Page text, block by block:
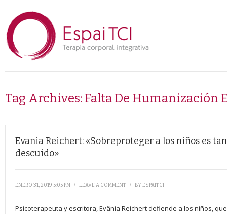
Tag Archives: Falta De Humanización
Evania Reichert: «Sobreproteger a los niños es
descuido»
ENERO 31, 2019 5:05 PM \ LEAVE A COMMENT \ BYESPAITCI
Psicoterapeuta y escritora, Evânia Reichert defiende a los niños,